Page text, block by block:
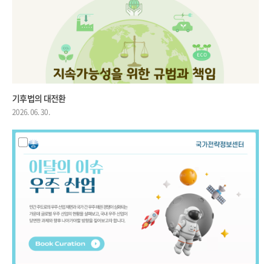
기후법의 대전환
2026. 06. 30.